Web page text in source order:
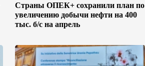
Страны ОПЕК+ сохранили план по
увеличению добычи нефти на 400
тыс. б/с на апрель